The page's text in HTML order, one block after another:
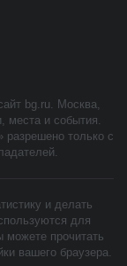
bg.ru. Москва,
места и события.
разрешено только с
и делать
для
можете прочитать
вашего браузера.